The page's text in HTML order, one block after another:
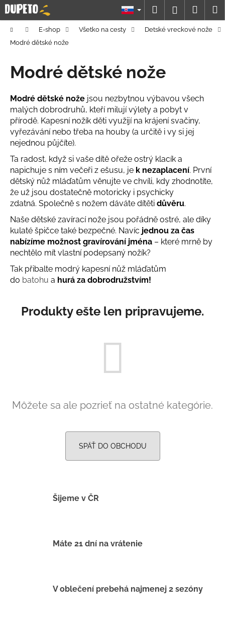
Prejsť
na
obsah
Hľadať
košík
DomovE-shop Všetko na cesty
Detské vreckové nože
Modré dětské nože
Modré dětské nože
Modré dětské nože jsou nezbytnou výbavou všech
malých dobrodruhů, kteří milují výlety a pobyt v
přírodě. Kapesní nožík děti využijí na krájení svačiny,
vyřezávání nebo třeba na houby (a určitě i vy si jej
nejednou půjčíte).
Ta radost, když si vaše dítě ořeže ostrý klacík a
napichuje s ním večeři z ešusu, je k nezaplacení. První
dětský nůž mláďatům věnujte ve chvíli, kdy zhodnotíte,
že už jsou dostatečně motoricky i psychicky
zdatná. Společně s nožem dáváte dítěti důvěru.
Naše dětské zavírací nože jsou pořádně ostré, ale díky
kulaté špičce také bezpečné. Navíc jednou za čas
nabízíme možnost gravírování jména – které mrně by
nechtělo mít vlastní podepsaný nožík?
Tak přibalte modrý kapesní nůž mláďatům
do batohu a hurá za dobrodružstvím!
Produkty ešte len pripravujeme.
Môžete sa ale pozrieť na ostatné kategórie.
SPÄŤ DO OBCHODU
Šijeme v ČR
Máte 21 dní na vrátenie
V oblečení prebehá najmenej 2 sezóny
K
o
o
p
o
t
r
e
b
u
j
e
t
e
n
á
j
s
ť
p